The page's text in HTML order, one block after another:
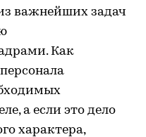
важнейших задач
Как
а если это дело
характера,